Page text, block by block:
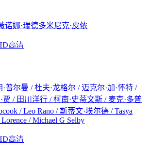
诺娜·瑞德多米尼克·皮侬
高清
·普尔曼 / 杜夫·龙格尔 / 迈克尔·加·怀特 /
贾 / 田川洋行 / 柯南·史蒂文斯 / 麦克·多普
/ Leo Rano / 斯蒂文·埃尔德 / Tasya
Lorence / Michael G Selby
高清